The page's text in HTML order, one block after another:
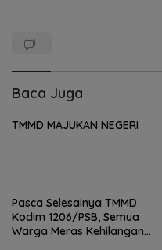
Baca Juga
TMMD MAJUKAN NEGERI
Pasca Selesainya TMMD
Kodim 1206/PSB, Semua
Warga Meras Kehilangan